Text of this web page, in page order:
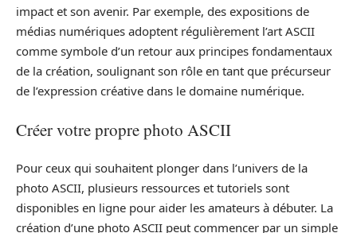
impact et son avenir. Par exemple, des expositions de
médias numériques adoptent régulièrement l’art ASCII
comme symbole d’un retour aux principes fondamentaux
de la création, soulignant son rôle en tant que précurseur
de l’expression créative dans le domaine numérique.
Créer votre propre photo ASCII
Pour ceux qui souhaitent plonger dans l’univers de la
photo ASCII, plusieurs ressources et tutoriels sont
disponibles en ligne pour aider les amateurs à débuter. La
création d’une photo ASCII peut commencer par un simple